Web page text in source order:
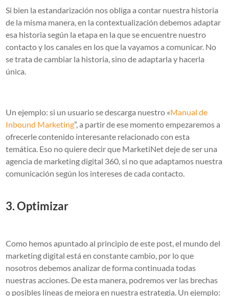
Si bien la estandarización nos obliga a contar nuestra historia
de la misma manera, en la contextualización debemos adaptar
esa historia según la etapa en la que se encuentre nuestro
contacto y los canales en los que la vayamos a comunicar. No
se trata de cambiar la historia, sino de adaptarla y hacerla
única.
Un ejemplo: si un usuario se descarga nuestro «Manual de
Inbound Marketing”, a partir de ese momento empezaremos a
ofrecerle contenido interesante relacionado con esta
temática. Eso no quiere decir que MarketiNet deje de ser una
agencia de marketing digital 360, si no que adaptamos nuestra
comunicación según los intereses de cada contacto.
3. Optimizar
Como hemos apuntado al principio de este post, el mundo del
marketing digital está en constante cambio, por lo que
nosotros debemos analizar de forma continuada todas
nuestras acciones. De esta manera, podremos ver las brechas
o posibles líneas de mejora en nuestra estrategia. Un ejemplo: